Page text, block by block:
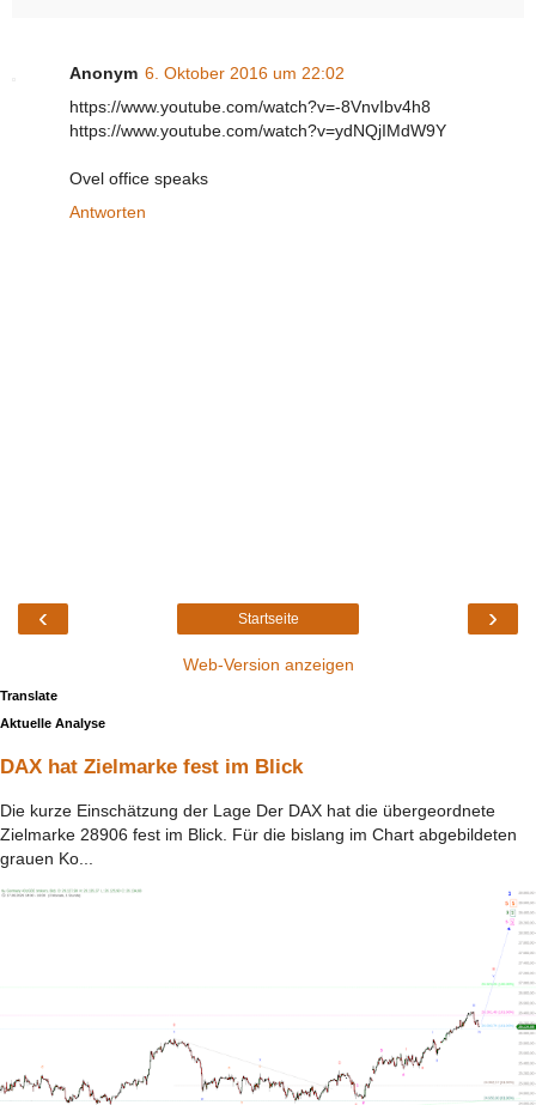
Anonym 6. Oktober 2016 um 22:02
https://www.youtube.com/watch?v=-8VnvIbv4h8
https://www.youtube.com/watch?v=ydNQjIMdW9Y
Ovel office speaks
Antworten
‹ ›
Startseite
Web-Version anzeigen
Translate
Aktuelle Analyse
DAX hat Zielmarke fest im Blick
Die kurze Einschätzung der Lage Der DAX hat die übergeordnete
Zielmarke 28906 fest im Blick. Für die bislang im Chart abgebildeten
grauen Ko...